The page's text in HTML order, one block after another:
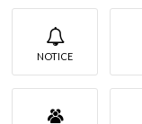
NOTICE